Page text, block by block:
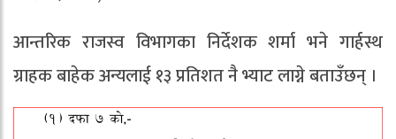
आन्तरिक राजस्व विभागका निर्देशक शर्मा भने गार्हस्थ
ग्राहक बाहेक अन्यलाई १३ प्रतिशत नै भ्याट लाग्ने बताउँछन् ।